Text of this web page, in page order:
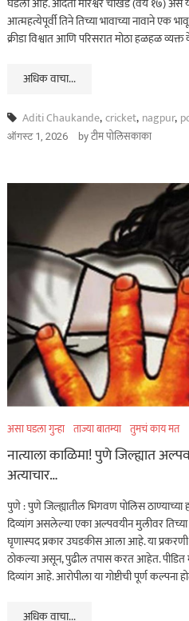
चिमुकलीवर सार्वजनिक
शौचालयात अत्याचार…
ताज्या बातम्या धडाकेबाज
पुणे! येरवडा जेलबाहेर
दाखवला खाकीचा हिसका…
ऑगस्ट 6, 2026
कायद्याचा बडगा
ताज्या बातम्या
पुणे! पोलिसांच्या वाहनाच्या
बोनेटवर बसवून
फिरवल्याप्रकरणी कारवाई…
ऑगस्ट 6, 2026
ताज्या बातम्या महाराष्ट्र
हृदयद्रावक! पोलीस
करताना खाली कोसळला
अन्…
ऑगस्ट 6, 2026
ताज्या बातम्या
आत्महत्येपूर्वी तिने तिच्या भावाच्या नावाने
क्रीडा विश्वात आणि परिसरात मोठा हळहळ
अधिक वाचा...
Aditi Chaukande,cricket, nagpur,
ऑगस्ट 1, 2026 byटीम पोलिसकाका
असा घडला गुन्हा ताज्या बातम्या तुमचं काय मत
नात्याला काळिमा! पुणे जिल्ह्यात
अत्याचार…
पुणे : पुणे जिल्ह्यातील भिगवण पोलिस ठाण्याच्या
दिव्यांग असलेल्या एका अल्पवयीन मुलीवर
घृणास्पद प्रकार उघडकीस आला आहे. या प्रकरणी
ठोकल्या असून, पुढील तपास करत आहेत. पीडित
दिव्यांग आहे. आरोपीला या गोष्टीची पूर्ण कल्पना
अधिक वाचा...